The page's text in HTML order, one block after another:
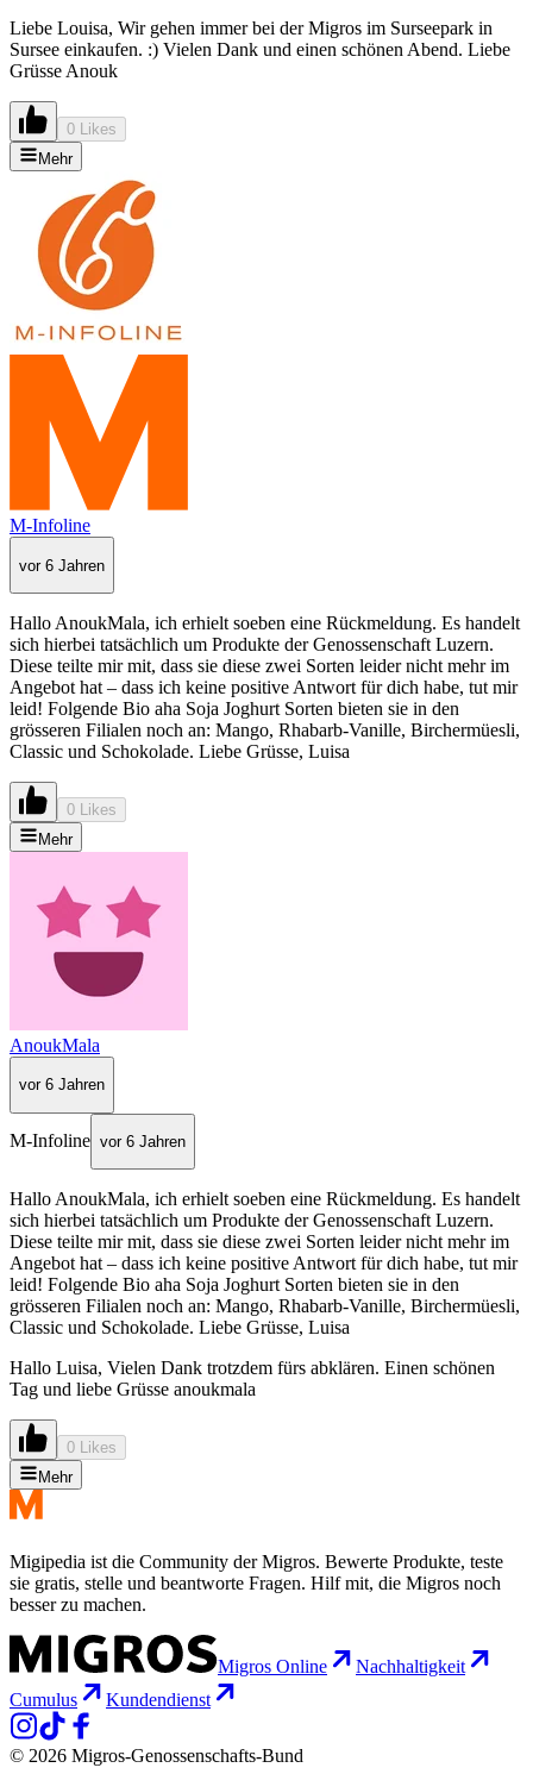
Liebe Louisa, Wir gehen immer bei der Migros im Surseepark in
Sursee einkaufen. :) Vielen Dank und einen schönen Abend. Liebe
Grüsse Anouk
0 Likes
Mehr
M-Infoline
vor 6 Jahren
Hallo AnoukMala, ich erhielt soeben eine Rückmeldung. Es handelt
sich hierbei tatsächlich um Produkte der Genossenschaft Luzern.
Diese teilte mir mit, dass sie diese zwei Sorten leider nicht mehr im
Angebot hat – dass ich keine positive Antwort für dich habe, tut mir
leid! Folgende Bio aha Soja Joghurt Sorten bieten sie in den
grösseren Filialen noch an: Mango, Rhabarb-Vanille, Birchermüesli,
Classic und Schokolade. Liebe Grüsse, Luisa
0 Likes
Mehr
AnoukMala
vor 6 Jahren
M-Infoline vor 6 Jahren
Hallo AnoukMala, ich erhielt soeben eine Rückmeldung. Es handelt
sich hierbei tatsächlich um Produkte der Genossenschaft Luzern.
Diese teilte mir mit, dass sie diese zwei Sorten leider nicht mehr im
Angebot hat – dass ich keine positive Antwort für dich habe, tut mir
leid! Folgende Bio aha Soja Joghurt Sorten bieten sie in den
grösseren Filialen noch an: Mango, Rhabarb-Vanille, Birchermüesli,
Classic und Schokolade. Liebe Grüsse, Luisa
Hallo Luisa, Vielen Dank trotzdem fürs abklären. Einen schönen
Tag und liebe Grüsse anoukmala
0 Likes
Mehr
Migipedia ist die Community der Migros. Bewerte Produkte, teste
sie gratis, stelle und beantworte Fragen. Hilf mit, die Migros noch
besser zu machen.
Migros Online
Nachhaltigkeit
Cumulus
Kundendienst
© 2026 Migros-Genossenschafts-Bund